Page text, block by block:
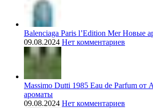
Balenciaga Paris l’Edition Mer Новые
09.08.2024 Нет комментариев
Massimo Dutti 1985 Eau de Parfum
ароматы
09.08.2024 Нет комментариев